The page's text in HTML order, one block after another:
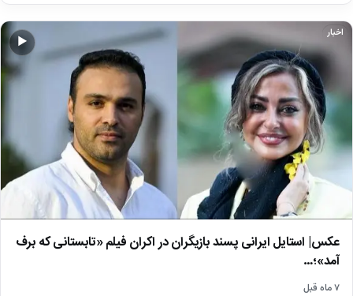
▶
اخبار
عکس| استایل ایرانی پسند بازیگران در اکران فیلم «تابستانی که برف
آمد»؛…
۷ ماه قبل